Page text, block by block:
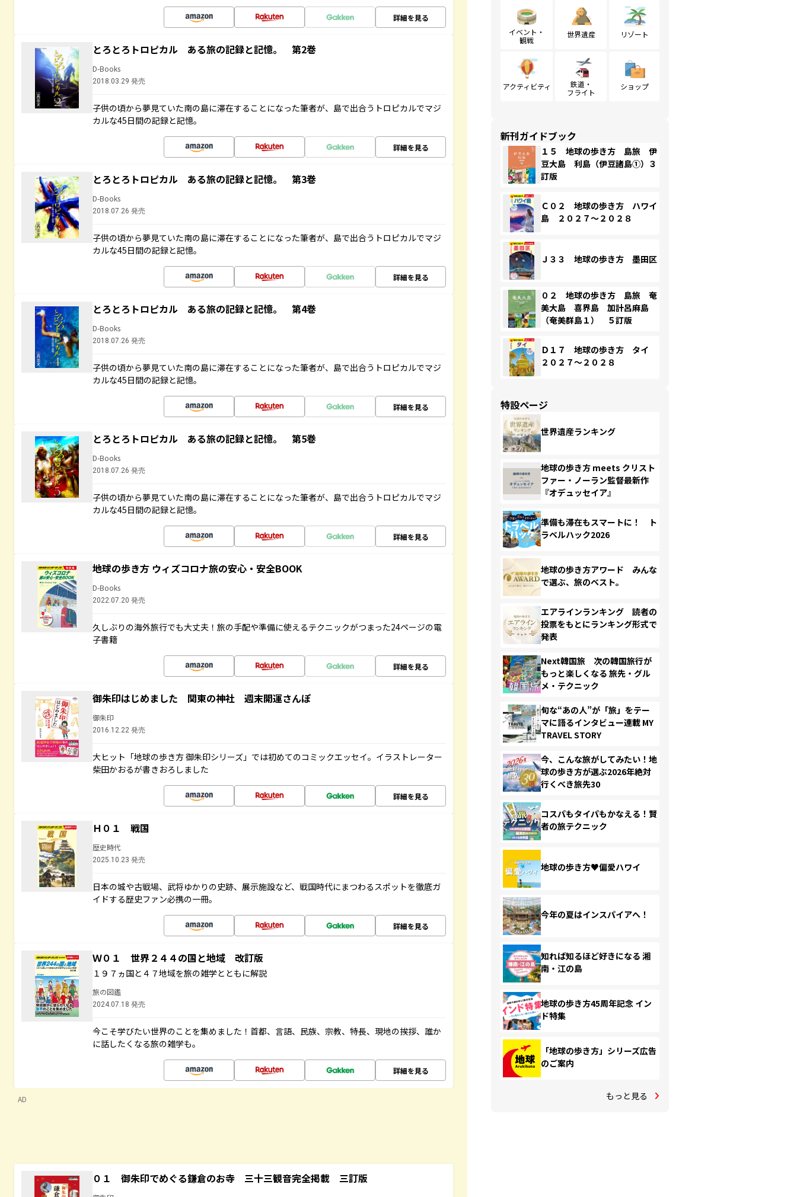
詳細を見る
とろとろトロピカル ある旅の記録と記憶。 第2巻
D-Books
2018.03.29 発売
子供の頃から夢見ていた南の島に滞在することになった筆者が、島で出合うトロピカルでマジ
カルな45日間の記録と記憶。
詳細を見る
とろとろトロピカル ある旅の記録と記憶。 第3巻
D-Books
2018.07.26 発売
子供の頃から夢見ていた南の島に滞在することになった筆者が、島で出合うトロピカルでマジ
カルな45日間の記録と記憶。
詳細を見る
とろとろトロピカル ある旅の記録と記憶。 第4巻
D-Books
2018.07.26 発売
子供の頃から夢見ていた南の島に滞在することになった筆者が、島で出合うトロピカルでマジ
カルな45日間の記録と記憶。
詳細を見る
とろとろトロピカル ある旅の記録と記憶。 第5巻
D-Books
2018.07.26 発売
子供の頃から夢見ていた南の島に滞在することになった筆者が、島で出合うトロピカルでマジ
カルな45日間の記録と記憶。
詳細を見る
地球の歩き方 ウィズコロナ旅の安心・安全BOOK
D-Books
2022.07.20 発売
久しぶりの海外旅行でも大丈夫！旅の手配や準備に使えるテクニックがつまった24ページの電
子書籍
詳細を見る
御朱印はじめました 関東の神社 週末開運さんぽ
御朱印
2016.12.22 発売
大ヒット「地球の歩き方 御朱印シリーズ」では初めてのコミックエッセイ。イラストレーター
柴田かおるが書きおろしました
詳細を見る
Ｈ０１ 戦国
歴史時代
2025.10.23 発売
日本の城や古戦場、武将ゆかりの史跡、展示施設など、戦国時代にまつわるスポットを徹底ガ
イドする歴史ファン必携の一冊。
詳細を見る
Ｗ０１ 世界２４４の国と地域 改訂版
１９７ヵ国と４７地域を旅の雑学とともに解説
旅の図鑑
2024.07.18 発売
今こそ学びたい世界のことを集めました！首都、言語、民族、宗教、特長、現地の挨拶、誰か
に話したくなる旅の雑学も。
詳細を見る
AD
０１ 御朱印でめぐる鎌倉のお寺 三十三観音完全掲載 三訂版
イベント・
観戦
世界遺産 リゾート
アクティビティ
鉄道・
フライト
ショップ
新刊ガイドブック
１５ 地球の歩き方 島旅 伊
豆大島 利島（伊豆諸島①）３
訂版
Ｃ０２ 地球の歩き方 ハワイ
島 ２０２７～２０２８
Ｊ３３ 地球の歩き方 墨田区
０２ 地球の歩き方 島旅 奄
美大島 喜界島 加計呂麻島
（奄美群島１） ５訂版
Ｄ１７ 地球の歩き方 タイ
２０２７～２０２８
特設ページ
世界遺産ランキング
地球の歩き方 meets クリスト
ファー・ノーラン監督最新作
『オデュッセイア』
準備も滞在もスマートに！ ト
ラベルハック2026
地球の歩き方アワード みんな
で選ぶ、旅のベスト。
エアラインランキング 読者の
投票をもとにランキング形式で
発表
Next韓国旅 次の韓国旅行が
もっと楽しくなる 旅先・グル
メ・テクニック
旬な“あの人”が「旅」をテー
マに語るインタビュー連載 MY
TRAVEL STORY
今、こんな旅がしてみたい！地
球の歩き方が選ぶ2026年絶対
行くべき旅先30
コスパもタイパもかなえる！賢
者の旅テクニック
地球の歩き方♥偏愛ハワイ
今年の夏はインスパイアへ！
知れば知るほど好きになる 湘
南・江の島
地球の歩き方45周年記念 イン
ド特集
「地球の歩き方」シリーズ広告
のご案内
もっと見る